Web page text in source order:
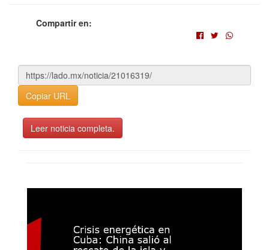
Compartir en:
Copiar URL
Leer noticia completa.